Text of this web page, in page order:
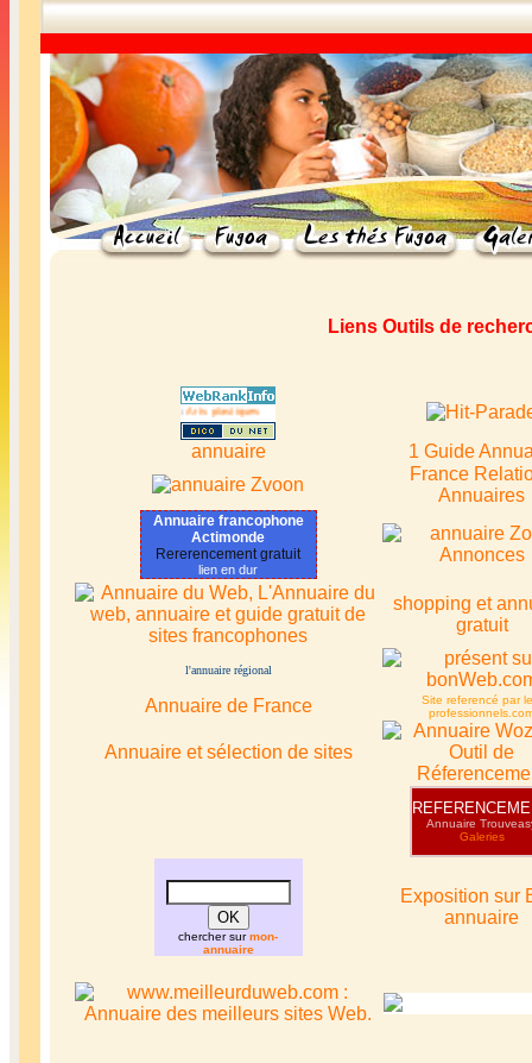
Liens Outils de
:Arts plastiques
annuaire
1 Guide
France
Annuaires
Annuaire francophone
Actimonde
Rererencement gratuit
lien en dur
shopping et
gratuit
l'annuaire régional
Annuaire de France
Site referencé par
Annuaire et sélection de sites
Annuaire
Galeries
chercher surmon-
annuaire
Exposition sur
annuaire